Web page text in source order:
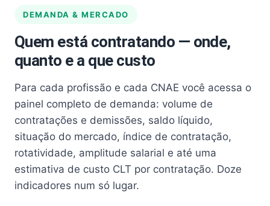
DEMANDA & MERCADO
Quem está contratando — onde,
quanto e a que custo
Para cada profissão e cada CNAE você acessa o
painel completo de demanda: volume de
contratações e demissões, saldo líquido,
situação do mercado, índice de contratação,
rotatividade, amplitude salarial e até uma
estimativa de custo CLT por contratação. Doze
indicadores num só lugar.